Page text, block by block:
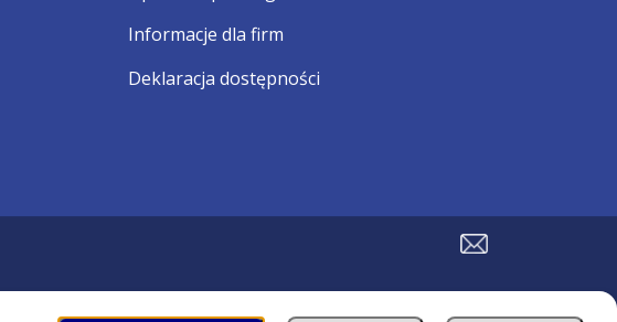
Informacje dla firm
Deklaracja dostępności